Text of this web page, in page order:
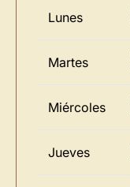
Lunes
Martes
Miércoles
Jueves